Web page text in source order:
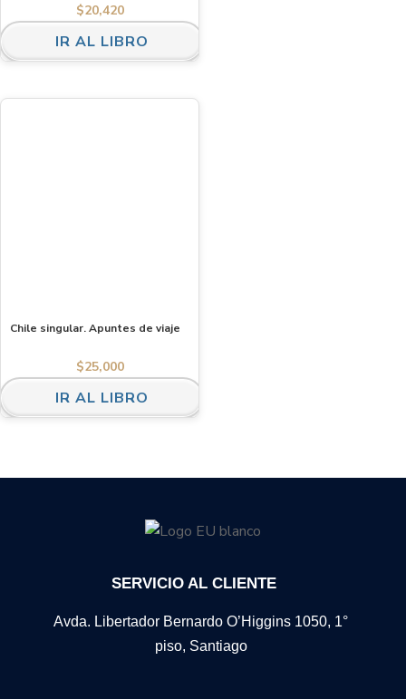
$20,420
IR AL LIBRO
Chile singular. Apuntes de viaje
$25,000
IR AL LIBRO
SERVICIO AL CLIENTE
Avda. Libertador Bernardo O’Higgins 1050, 1°
piso, Santiago